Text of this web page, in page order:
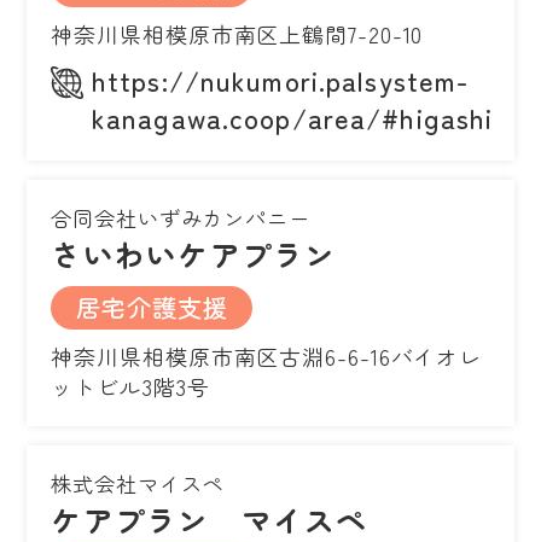
神奈川県相模原市南区上鶴間7-20-10
https://nukumori.palsystem-
kanagawa.coop/area/
合同会社いずみカンパニー
さいわいケアプラン
居宅介護支援
神奈川県相模原市南区古淵6-6-16バイオレ
ットビル3階3号
株式会社マイスペ
ケアプラン マイスペ